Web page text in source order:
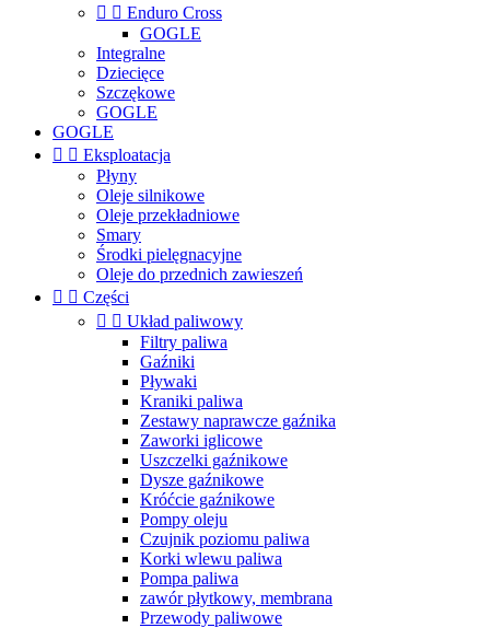
  Enduro Cross
GOGLE
Integralne
Dziecięce
Szczękowe
GOGLE
GOGLE
  Eksploatacja
Płyny
Oleje silnikowe
Oleje przekładniowe
Smary
Środki pielęgnacyjne
Oleje do przednich zawieszeń
  Części
  Układ paliwowy
Filtry paliwa
Gaźniki
Pływaki
Kraniki paliwa
Zestawy naprawcze gaźnika
Zaworki iglicowe
Uszczelki gaźnikowe
Dysze gaźnikowe
Króćcie gaźnikowe
Pompy oleju
Czujnik poziomu paliwa
Korki wlewu paliwa
Pompa paliwa
zawór płytkowy, membrana
Przewody paliwowe